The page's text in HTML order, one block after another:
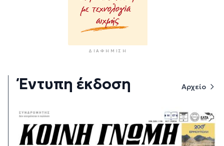
ΔΙΑΦΉΜΙΣΗ
Έντυπη έκδοση Αρχείο